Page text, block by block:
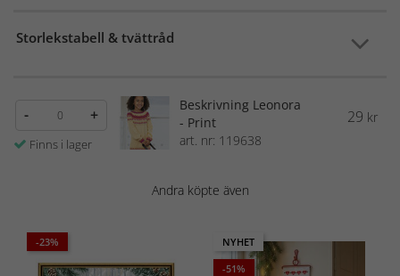
Storlekstabell & tvättråd
- +
Finns i lager
Beskrivning Leonora
- Print
art. nr: 119638
29 kr
Andra köpte även
-23%
NYHET
-51%